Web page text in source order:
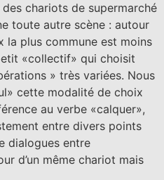
chariots de supermarché
toute autre scène : autour
la plus commune est moins
«collectif» qui choisit
» très variées. Nous
cette modalité de choix
au verbe «calquer»,
entre divers points
dialogues entre
d’un même chariot mais